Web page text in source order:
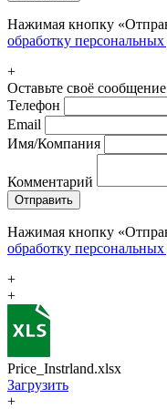
Нажимая кнопку
обработку
+
Оставьте своё сообщение
Телефон
Email
Имя/Компания
Комментарий
Отправить
Нажимая кнопку
обработку
+
+
Price_Instrland.xlsx
Загрузить
+